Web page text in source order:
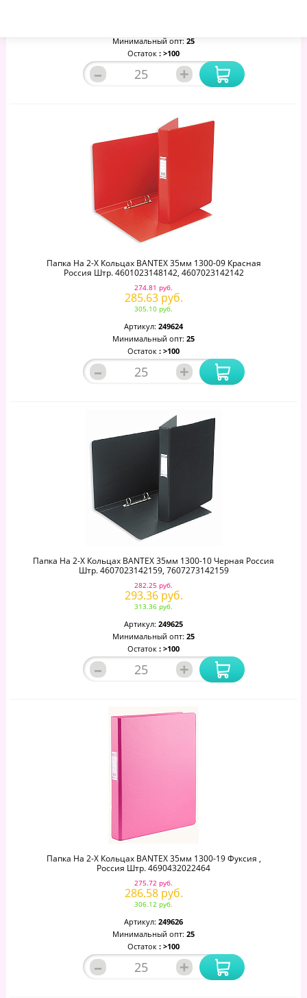
Минимальный опт: 25
Остаток : >100
– +
Папка На 2-Х Кольцах BANTEX 35мм 1300-09 Красная
Россия Штр. 4601023148142, 4607023142142
274.81 руб.
285.63 руб.
305.10 руб.
Артикул: 249624
Минимальный опт: 25
Остаток : >100
– +
Папка На 2-Х Кольцах BANTEX 35мм 1300-10 Черная Россия
Штр. 4607023142159, 7607273142159
282.25 руб.
293.36 руб.
313.36 руб.
Артикул: 249625
Минимальный опт: 25
Остаток : >100
– +
Папка На 2-Х Кольцах BANTEX 35мм 1300-19 Фуксия ,
Россия Штр. 4690432022464
275.72 руб.
286.58 руб.
306.12 руб.
Артикул: 249626
Минимальный опт: 25
Остаток : >100
– +